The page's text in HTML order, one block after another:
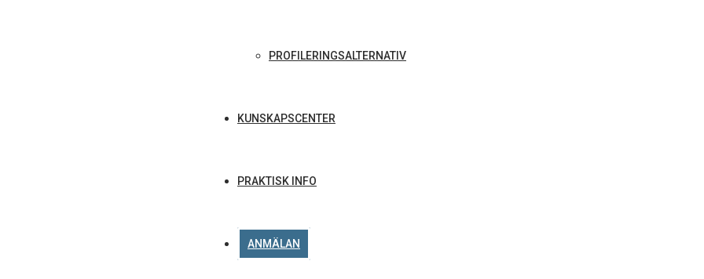
PROFILERINGSALTERNATIV
KUNSKAPSCENTER
PRAKTISK INFO
ANMÄLAN